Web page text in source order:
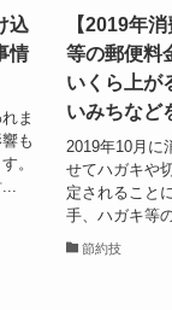
込
情
ま
も
。
【2019年
等の郵便料
いくら上が
いみちなど
2019年10月に
せてハガキや
定されること
手、ハガキ等
節約技